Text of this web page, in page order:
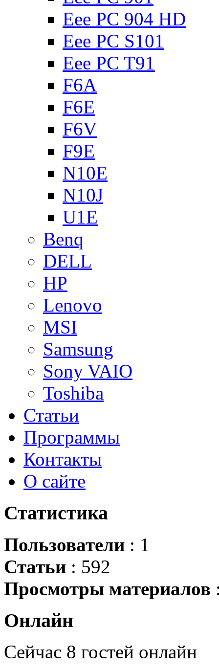
Eee PC 904 HD
Eee PC S101
Eee PC T91
F6A
F6E
F6V
F9E
N10E
N10J
U1E
Benq
DELL
HP
Lenovo
MSI
Samsung
Sony VAIO
Toshiba
Статьи
Программы
Контакты
О сайте
Статистика
Пользователи : 1
Статьи : 592
Просмотры материалов
Онлайн
Сейчас 8 гостей онлайн